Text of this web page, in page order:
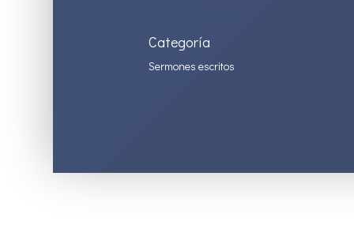
Categoría
Sermones escritos